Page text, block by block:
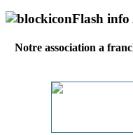
Flash info
Notre association a